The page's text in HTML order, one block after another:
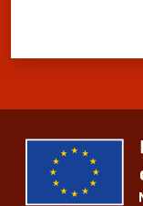
su